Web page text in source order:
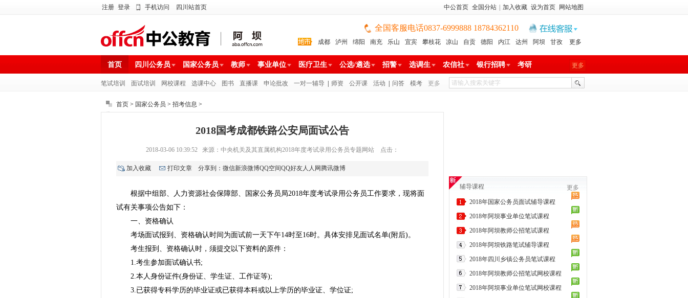
注册 登录 手机访问 四川站首页 中公首页 全国分站 加入收藏 设为首页 网站地图
全国客服电话0837-6999888 18784362110
成都 泸州 绵阳 南充 乐山 宜宾 攀枝花 凉山 自贡 德阳 内江 达州 阿坝 甘孜
更多
首页 四川公务员 国家公务员 教师 事业单位 医疗卫生 公选/遴选 招警 选调生 农信社 银行招聘 更多
考研
笔试培训 面试培训 网校课程 选课中心 图书 直播课 申论批改 一对一辅导 师资 公开课 活动 问答 模考 更多
首页 > 国家公务员 > 招考信息 >
2018国考成都铁路公安局面试公告
2018-03-06 10:39:52 来源：中央机关及其直属机构2018年度考试录用公务员专题网站 点击：
加入收藏 打印文章 分享到： 微信新浪微博QQ空间QQ好友人人网 腾讯微博
根据中组部、人力资源社会保障部、国家公务员局2018年度考试录用公务员工作要求，现将面
试有关事项公告如下：
一、资格确认
考场面试报到、资格确认时间为面试前一天下午14时至16时。具体安排见面试名单(附后)。
考生报到、资格确认时，须提交以下资料的原件：
1.考生参加面试确认书;
2.本人身份证件(身份证、学生证、工作证等);
3.已获得专科学历的毕业证或已获得本科或以上学历的毕业证、学位证;
辅导课程
更多
2018年国家公务员面试辅导课程
2018年阿坝事业单位笔试课程
2018年阿坝教师公招笔试课程
2018年阿坝铁路笔试辅导课程
2018年四川乡镇公务员笔试课程
2018年阿坝教师公招笔试网校课程
2018年阿坝事业单位笔试网校课程